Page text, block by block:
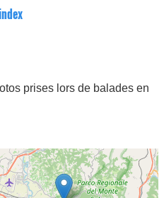
prises lors de balades en